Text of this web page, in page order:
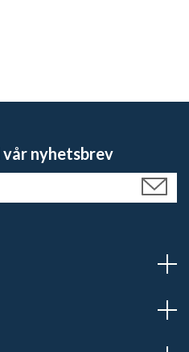
nyhetsbrev